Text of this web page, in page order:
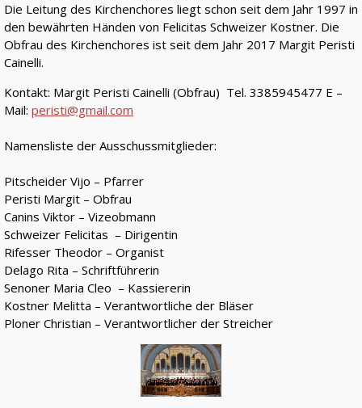
Die Leitung des Kirchenchores liegt schon seit dem Jahr 1997 in
den bewährten Händen von Felicitas Schweizer Kostner. Die
Obfrau des Kirchenchores ist seit dem Jahr 2017 Margit Peristi
Cainelli.
Kontakt: Margit Peristi Cainelli (Obfrau) Tel. 3385945477 E –
Mail: peristi@gmail.com
Namensliste der Ausschussmitglieder:
Pitscheider Vijo – Pfarrer
Peristi Margit – Obfrau
Canins Viktor – Vizeobmann
Schweizer Felicitas – Dirigentin
Rifesser Theodor – Organist
Delago Rita – Schriftführerin
Senoner Maria Cleo – Kassiererin
Kostner Melitta – Verantwortliche der Bläser
Ploner Christian – Verantwortlicher der Streicher